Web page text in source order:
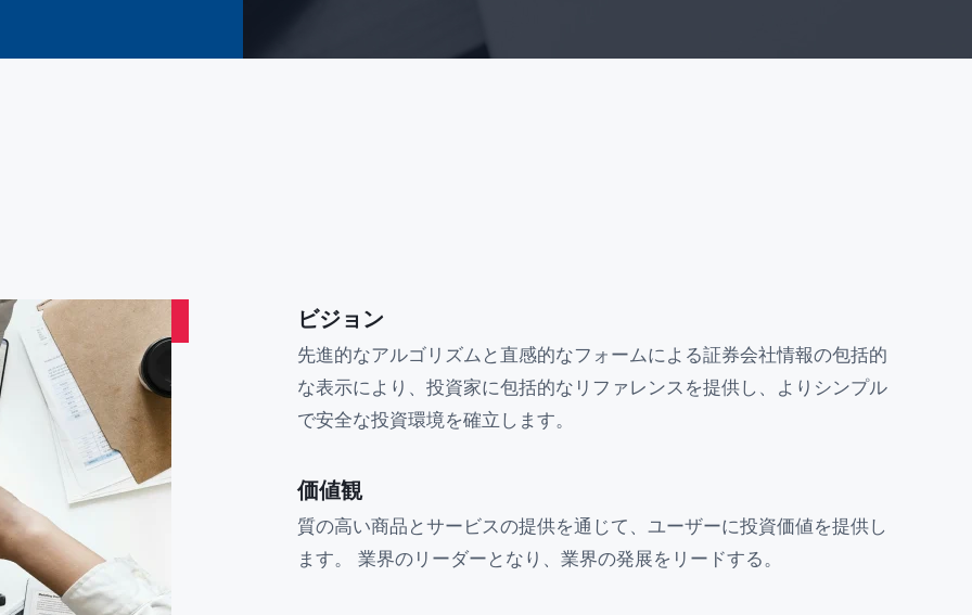
ビジョン
先進的なアルゴリズムと直感的なフォームによる証券会社情報の包括的
な表示により、投資家に包括的なリファレンスを提供し、よりシンプル
で安全な投資環境を確立します。
価値観
質の高い商品とサービスの提供を通じて、ユーザーに投資価値を提供し
ます。 業界のリーダーとなり、業界の発展をリードする。